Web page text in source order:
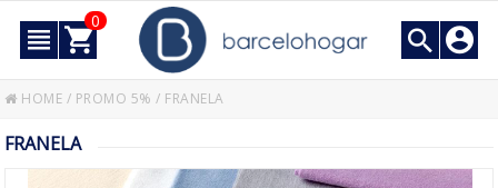
0
HOME / PROMO 5% / FRANELA
FRANELA